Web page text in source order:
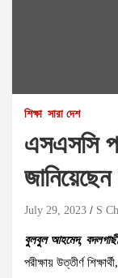
শিক্ষা সারা দেশ
এসএসসি
July 29, 2023 S
বুলবুল আহমেদ, বদলগাছী
পরীক্ষায় উত্তীর্ণ